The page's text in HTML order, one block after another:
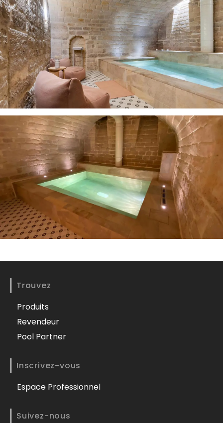
Trouvez
Produits
Revendeur
Pool Partner
Inscrivez-vous
Espace Professionnel
Suivez-nous